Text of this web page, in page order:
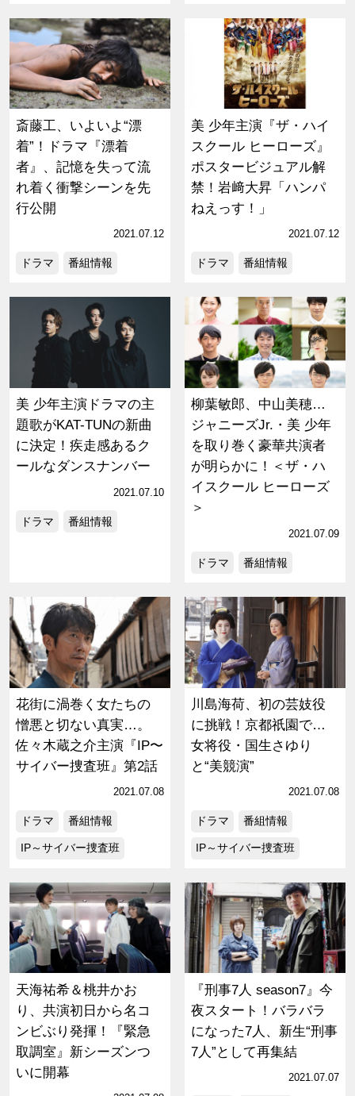
斎藤工、いよいよ“漂
着”！ドラマ『漂着
者』、記憶を失って流
れ着く衝撃シーンを先
行公開
2021.07.12
ドラマ 番組情報
美 少年主演『ザ・ハイ
スクール ヒーローズ』
ポスタービジュアル解
禁！岩﨑大昇「ハンパ
ねえっす！」
2021.07.12
ドラマ 番組情報
美 少年主演ドラマの主
題歌がKAT-TUNの新曲
に決定！疾走感あるク
ールなダンスナンバー
2021.07.10
ドラマ 番組情報
柳葉敏郎、中山美穂…
ジャニーズJr.・美 少年
を取り巻く豪華共演者
が明らかに！＜ザ・ハ
イスクール ヒーローズ
＞
2021.07.09
ドラマ 番組情報
花街に渦巻く女たちの
憎悪と切ない真実…。
佐々木蔵之介主演『IP〜
サイバー捜査班』第2話
2021.07.08
ドラマ 番組情報
IP～サイバー捜査班
川島海荷、初の芸妓役
に挑戦！京都祇園で…
女将役・国生さゆり
と“美競演”
2021.07.08
ドラマ 番組情報
IP～サイバー捜査班
天海祐希＆桃井かお
り、共演初日から名コ
ンビぶり発揮！『緊急
取調室』新シーズンつ
いに開幕
『刑事7人 season7』今
夜スタート！バラバラ
になった7人、新生“刑事
7人”として再集結
2021.07.07